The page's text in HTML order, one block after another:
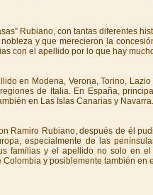
Rubiano, con tantas diferentes
y que merecieron la
con el apellido por lo que hay
en Modena, Verona, Torino,
de Italia. En España,
en Las Islas Canarias y Navarra.
Ramiro Rubiano, después de él
especialmente de las
familias y el apellido no solo en
y posiblemente también en